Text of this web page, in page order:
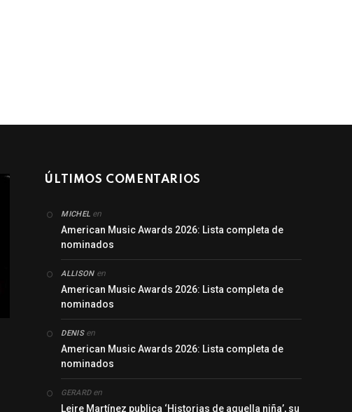
ÚLTIMOS COMENTARIOS
MICHEL en
American Music Awards 2026: Lista completa de
nominados
ALLISONen
American Music Awards 2026: Lista completa de
nominados
DENISen
American Music Awards 2026: Lista completa de
nominados
GERARDen
Leire Martínez publica ‘Historias de aquella niña’, su